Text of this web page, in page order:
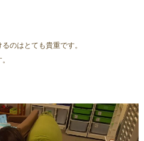
のはとても貴重です。